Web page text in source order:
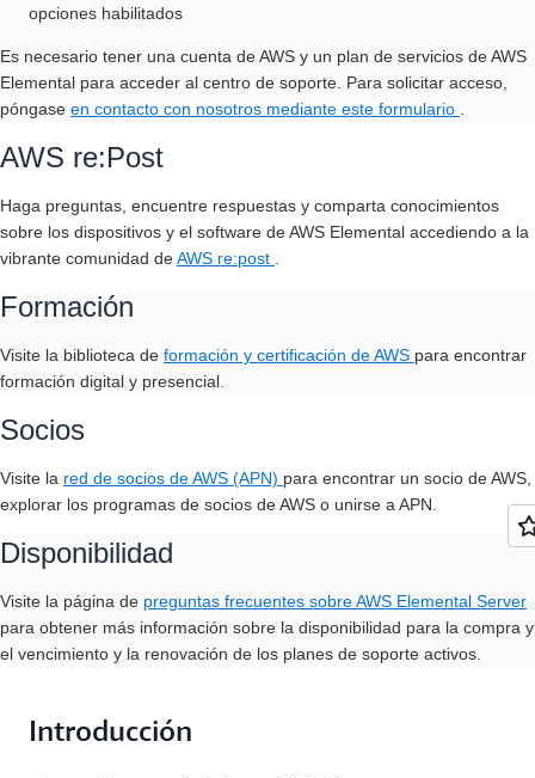
opciones habilitados
Es necesario tener una cuenta de AWS y un plan de servicios de AWS
Elemental para acceder al centro de soporte. Para solicitar acceso,
póngase en contacto con nosotros mediante este formulario
AWS re:Post
Haga preguntas, encuentre respuestas y comparta conocimientos
sobre los dispositivos y el software de AWS Elemental accediendo a la
vibrante comunidad deAWS re:post
Formación
Visite la biblioteca de formación y certificación de AWS para encontrar
formación digital y presencial.
Socios
Visite la red de socios de AWS (APN) para encontrar un socio de AWS,
explorar los programas de socios de AWS o unirse a APN.
Disponibilidad
Visite la página de preguntas frecuentes sobre AWS Elemental Server
para obtener más información sobre la disponibilidad para la compra y
el vencimiento y la renovación de los planes de soporte activos.
Introducción